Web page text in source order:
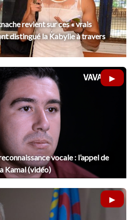
revient sur ces « vrais
distingué la Kabylie à travers
vocale : l’appel de
Kamal (vidéo)